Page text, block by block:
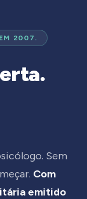
2007.
Sem
Com
emitido